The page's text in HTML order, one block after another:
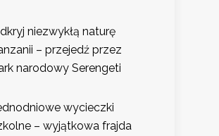
niezwykłą naturę
– przejedź przez
narodowy Serengeti
wycieczki
– wyjątkowa frajda